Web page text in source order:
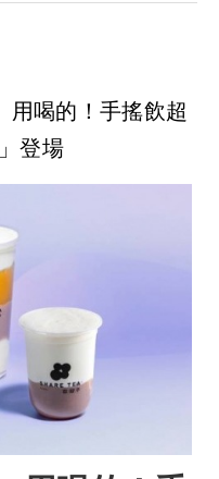
喝的！手搖飲超
登場